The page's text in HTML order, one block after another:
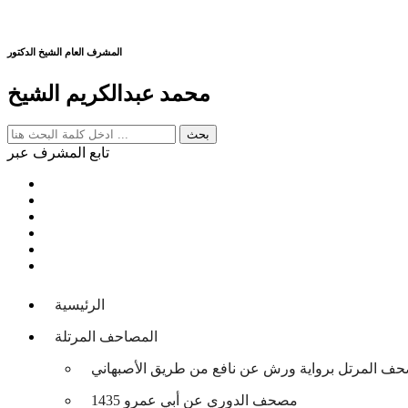
المشرف العام الشيخ الدكتور
محمد عبدالكريم الشيخ
تابع المشرف عبر
الرئيسية
المصاحف المرتلة
المرتل برواية ورش عن نافع من طريق الأصبهاني
مصحف الدوري عن أبي عمرو 1435